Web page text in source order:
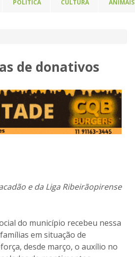
POLÍTICA CULTURA ANIMAIS
de donativos
e da Liga Ribeirãopirense
do município recebeu nessa
em situação de
desde março, o auxílio no